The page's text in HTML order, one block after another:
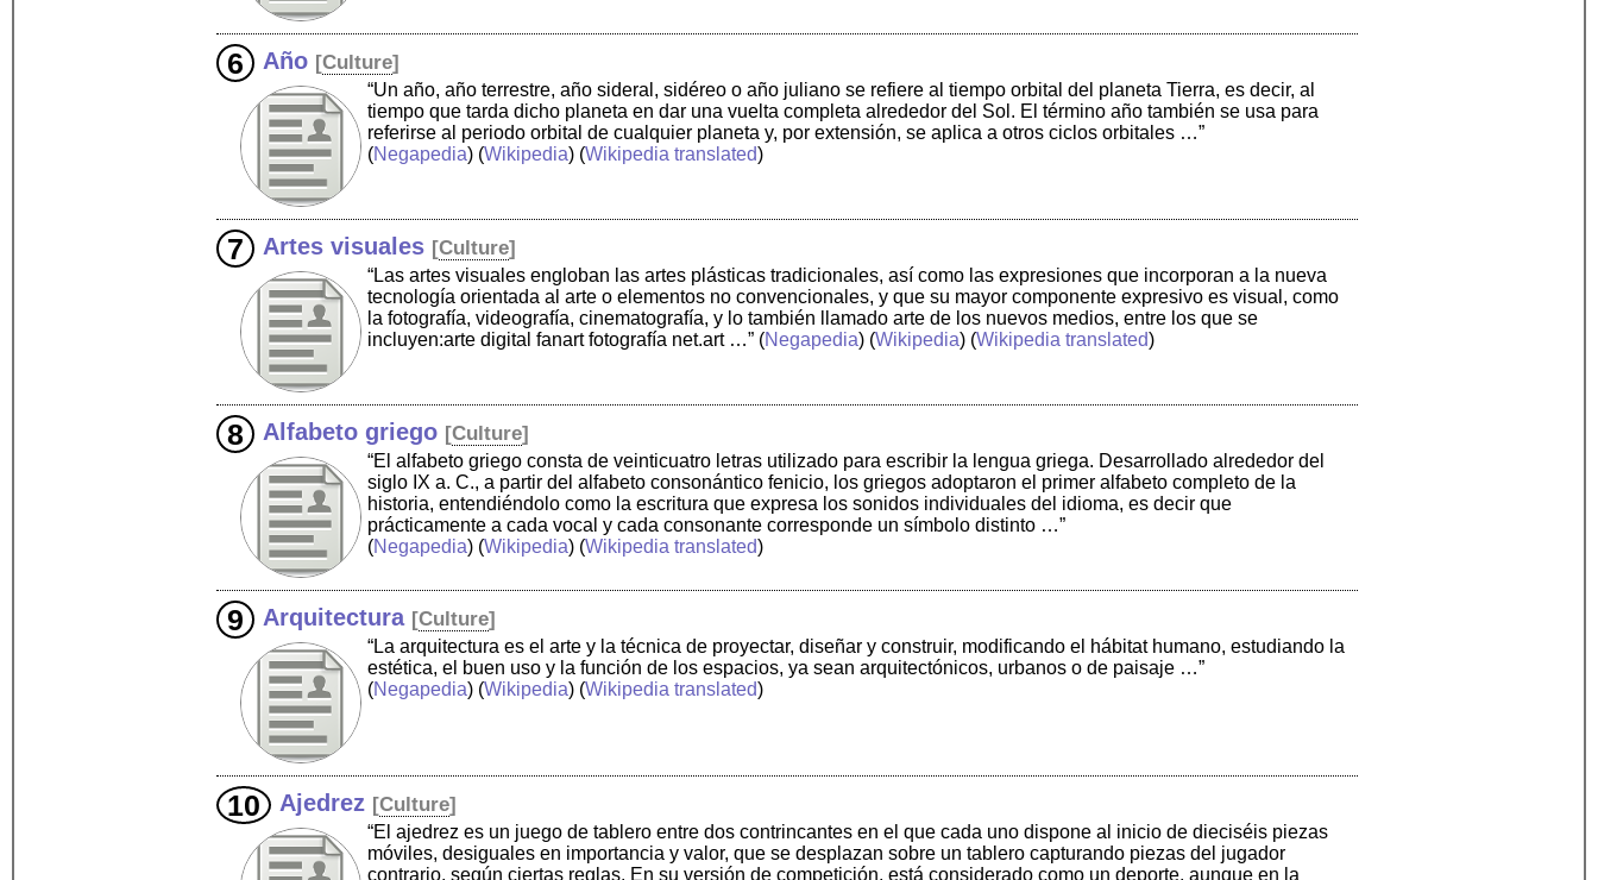
Año [Culture]
“Un año, año terrestre, año sideral, sidéreo o año juliano se refiere al tiempo orbital del planeta Tierra, es decir, al
tiempo que tarda dicho planeta en dar una vuelta completa alrededor del Sol. El término año también se usa para
referirse al periodo orbital de cualquier planeta y, por extensión, se aplica a otros ciclos orbitales …”
(Negapedia) (Wikipedia) (Wikipedia translated)
Artes visuales [Culture]
“Las artes visuales engloban las artes plásticas tradicionales, así como las expresiones que incorporan a la nueva
tecnología orientada al arte o elementos no convencionales, y que su mayor componente expresivo es visual, como
la fotografía, videografía, cinematografía, y lo también llamado arte de los nuevos medios, entre los que se
incluyen:arte digital fanart fotografía net.art …” (Negapedia) (Wikipedia) (Wikipedia translated)
Alfabeto griego [Culture]
“El alfabeto griego consta de veinticuatro letras utilizado para escribir la lengua griega. Desarrollado alrededor del
siglo IX a. C., a partir del alfabeto consonántico fenicio, los griegos adoptaron el primer alfabeto completo de la
historia, entendiéndolo como la escritura que expresa los sonidos individuales del idioma, es decir que
prácticamente a cada vocal y cada consonante corresponde un símbolo distinto …”
(Negapedia) (Wikipedia) (Wikipedia translated)
Arquitectura [Culture]
“La arquitectura es el arte y la técnica de proyectar, diseñar y construir, modificando el hábitat humano, estudiando la
estética, el buen uso y la función de los espacios, ya sean arquitectónicos, urbanos o de paisaje …”
(Negapedia) (Wikipedia) (Wikipedia translated)
Ajedrez [Culture]
“El ajedrez es un juego de tablero entre dos contrincantes en el que cada uno dispone al inicio de dieciséis piezas
móviles, desiguales en importancia y valor, que se desplazan sobre un tablero capturando piezas del jugador
contrario, según ciertas reglas. En su versión de competición, está considerado como un deporte, aunque en la